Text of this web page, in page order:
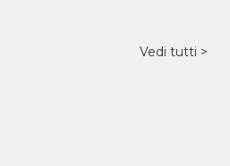
Vedi tutti